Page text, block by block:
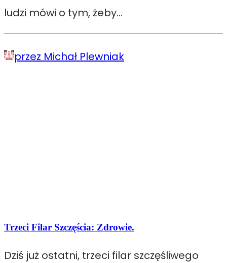
ludzi mówi o tym, żeby…
przez Michał Plewniak
Trzeci Filar Szczęścia: Zdrowie.
Dziś już ostatni, trzeci filar szczęśliwego